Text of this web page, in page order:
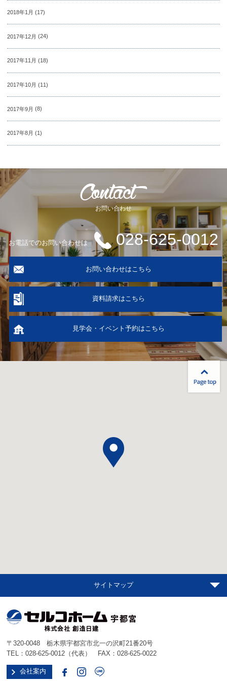
2018年1月 (17)
2017年12月 (24)
2017年11月 (18)
2017年10月 (11)
2017年9月 (8)
2017年8月 (1)
お問い合わせ
お電話でのお問い合わせは 028-625-0012
お問い合わせはこちら
資料請求はこちら
見学会・イベント予約はこちら
サイトマップ
〒320-0048 栃木県宇都宮市北一の沢町21番20号
TEL：028-625-0012 （代表） FAX：028-625-0022
会社案内